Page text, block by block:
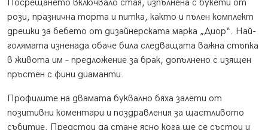
Посрещането включвало стая, изпълнена с букети от
рози, празнична торта и питка, както и пълен комплект
дрешки за бебето от дизайнерската марка „Диор“. Най-
голямата изненада обаче била следващата важна стъпка
в живота им – предложение за брак, допълнено с изящен
пръстен с фини диаманти.
Профилите на двамата буквално бяха залети от
позитивни коментари и поздравления за щастливото
събитие. Предстои да стане ясно кога ще се състои и